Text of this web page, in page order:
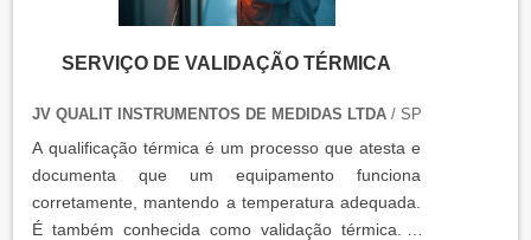
SERVIÇO DE VALIDAÇÃO TÉRMICA
JV QUALIT INSTRUMENTOS DE MEDIDAS LTDA/ SP
A qualificação térmica é um processo que atesta e
documenta que um equipamento funciona
corretamente, mantendo a temperatura adequada.
É também conhecida como validação térmica. A